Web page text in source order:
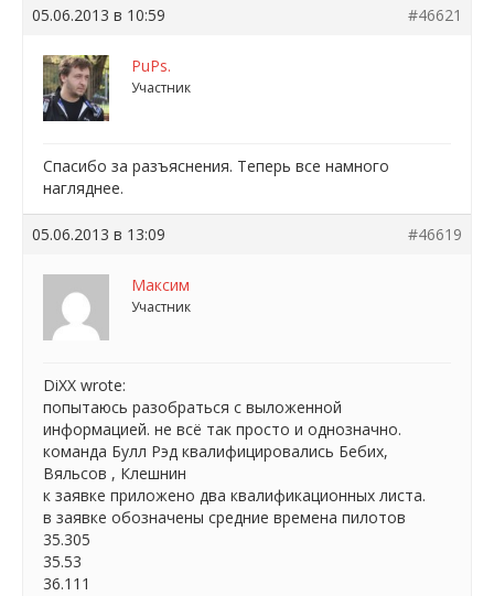
05.06.2013 в 10:59 #46621
PuPs.
Участник
Спасибо за разъяснения. Теперь все намного
нагляднее.
05.06.2013 в 13:09 #46619
Максим
Участник
DiXX wrote:
попытаюсь разобраться с выложенной
информацией. не всё так просто и однозначно.
команда Булл Рэд квалифицировались Бебих,
Вяльсов , Клешнин
к заявке приложено два квалификационных листа.
в заявке обозначены средние времена пилотов
35.305
35.53
36.111